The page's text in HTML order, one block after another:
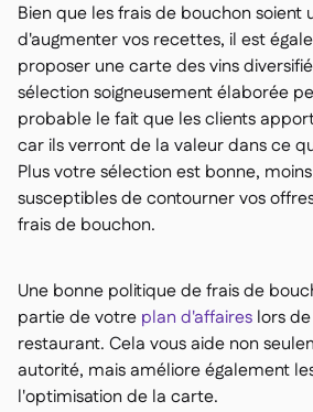
Bien que les frais de bouchon soient
d'augmenter vos recettes, il est
proposer une carte des vins
sélection soigneusement élaborée
probable le fait que les clients
car ils verront de la valeur dans ce
Plus votre sélection est bonne,
susceptibles de contourner vos
frais de bouchon.
Une bonne politique de frais de
partie de votre plan d'affaires lors
restaurant. Cela vous aide non
autorité, mais améliore également
l'optimisation de la carte.